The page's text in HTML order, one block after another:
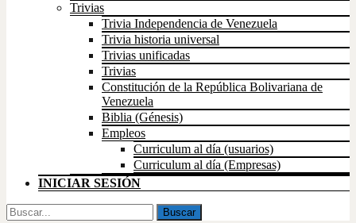
Trivias
Trivia Independencia de Venezuela
Trivia historia universal
Trivias unificadas
Trivias
Constitución de la República Bolivariana de
Venezuela
Biblia (Génesis)
Empleos
Curriculum al día (usuarios)
Curriculum al día (Empresas)
INICIAR SESIÓN
Buscar